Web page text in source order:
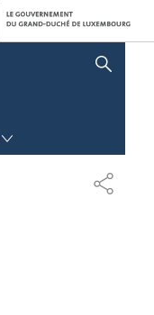
AFFICHER / MASQUER LA RECHERCHE
P
A